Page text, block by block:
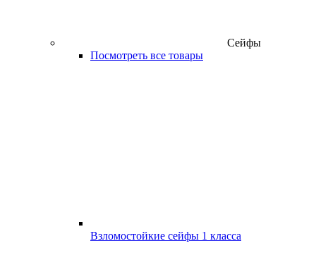
Сейфы
Посмотреть все товары
Взломостойкие сейфы 1 класса